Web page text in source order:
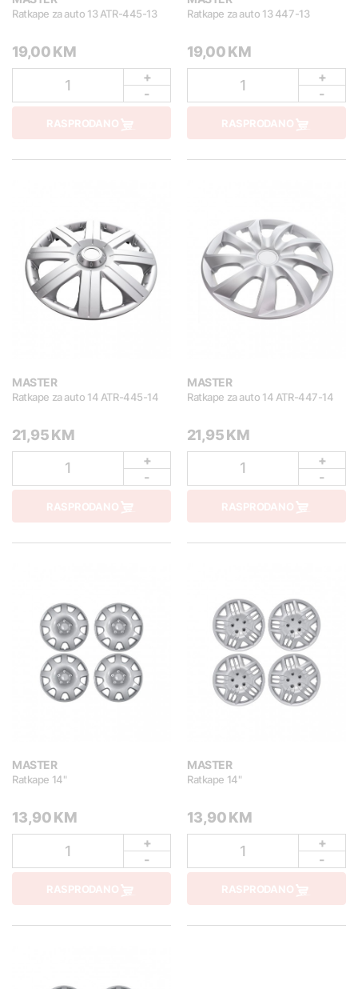
Ratkape za auto 13 ATR-445-13
19,00 KM
1
+
-
RASPRODANO
Ratkape za auto 13 447-13
19,00 KM
1
+
-
RASPRODANO
MASTER
Ratkape za auto 14 ATR-445-14
21,95 KM
1
+
-
RASPRODANO
MASTER
Ratkape za auto 14 ATR-447-14
21,95 KM
1
+
-
RASPRODANO
MASTER
Ratkape 14"
13,90 KM
1
+
-
RASPRODANO
MASTER
Ratkape 14"
13,90 KM
1
+
-
RASPRODANO